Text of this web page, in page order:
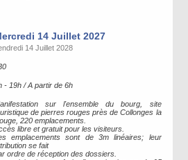
14 Juillet 2027
14 Juillet 2028
- 19h / A partir de 6h
sur l'ensemble du bourg, site
de pierres rouges près de Collonges la
220 emplacements.
libre et gratuit pour les visiteurs.
emplacements sont de 3m linéaires; leur
se fait
ordre de réception des dossiers.